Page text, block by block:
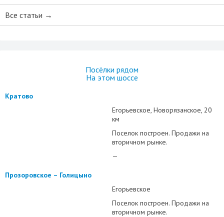
Все статьи →
Посёлки рядом
На этом шоссе
Кратово
Егорьевское Новорязанское 20
км
Поселок построен. Продажи на
вторичном рынке.
—
Прозоровское – Голицыно
Егорьевское
Поселок построен. Продажи на
вторичном рынке.